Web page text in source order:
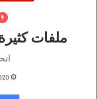
ملفات